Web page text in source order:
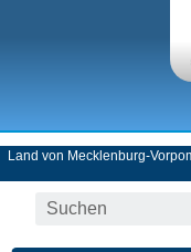
Land von Mecklenburg-